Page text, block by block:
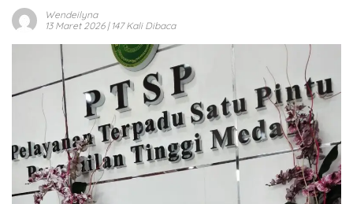
Wendeilyna
13 Maret 2026| 147 Kali Dibaca